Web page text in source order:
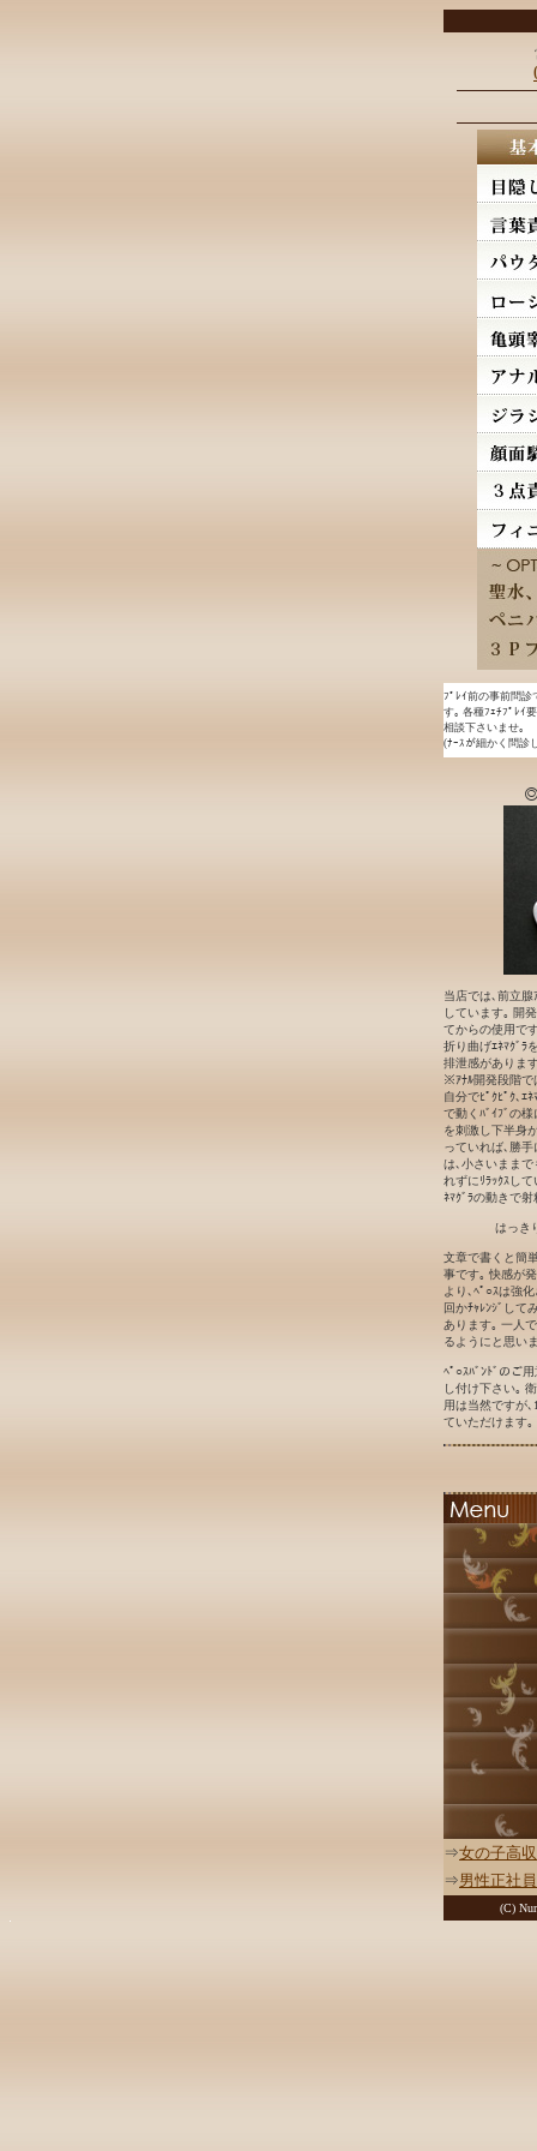
ﾌﾟﾚｲ前の事前問診
す｡ 各種ﾌｪﾁﾌﾟﾚｲ
相談下さいませ｡
(ﾅｰｽが細かく問診
◎
当店では､前立腺
しています｡ 開
てからの使用で
折り曲げｴﾈﾏｸﾞﾗ
排泄感がありま
※ｱﾅﾙ開発段階で
自分でﾋﾟｸﾋﾟｸ､ｴ
で動くﾊﾞｲﾌﾞの
を刺激し下半身
っていれば､勝
は､小さいまま
れずにﾘﾗｯｸｽし
ﾈﾏｸﾞﾗの動きで射
はっき
文章で書くと簡
事です｡ 快感が
より､ﾍﾟ○ｽは強
回かﾁｬﾚﾝｼﾞして
あります｡ 一人
るようにと思い
ﾍﾟ○ｽﾊﾞﾝﾄﾞのご
し付け下さい｡
用は当然ですが､
ていただけます｡
⇒女の子高
⇒男性正社
(C)